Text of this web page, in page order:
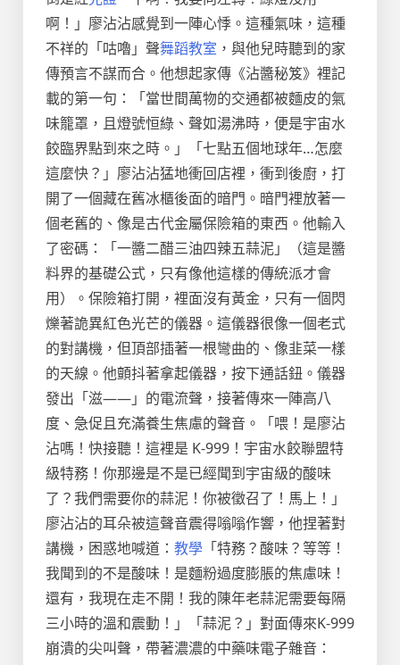
啊！」廖沾沾感覺到一陣心悸。這種氣味，這種
不祥的「咕嚕」聲舞蹈教室 ，與他兒時聽到的家
傳預言不謀而合。他想起家傳《沾醬秘笈》裡記
載的第一句：「當世間萬物的交通都被麵皮的氣
味籠罩，且燈號恒綠、聲如湯沸時，便是宇宙水
餃臨界點到來之時。」「七點五個地球年…怎麼
這麼快？」廖沾沾猛地衝回店裡，衝到後廚，打
開了一個藏在舊冰櫃後面的暗門。暗門裡放著一
個老舊的、像是古代金屬保險箱的東西。他輸入
了密碼：「一醬二醋三油四辣五蒜泥」（這是醬
料界的基礎公式，只有像他這樣的傳統派才會
用）。保險箱打開，裡面沒有黃金，只有一個閃
爍著詭異紅色光芒的儀器。這儀器很像一個老式
的對講機，但頂部插著一根彎曲的、像韭菜一樣
的天線。他顫抖著拿起儀器，按下通話鈕。儀器
發出「滋——」的電流聲，接著傳來一陣高八
度、急促且充滿養生焦慮的聲音。「喂！是廖沾
沾嗎！快接聽！這裡是 K-999！宇宙水餃聯盟特
級特務！你那邊是不是已經聞到宇宙級的酸味
了？我們需要你的蒜泥！你被徵召了！馬上！」
廖沾沾的耳朵被這聲音震得嗡嗡作響，他捏著對
講機，困惑地喊道： 教學 「特務？酸味？等等！
我聞到的不是酸味！是麵粉過度膨脹的焦慮味！
還有，我現在走不開！我的陳年老蒜泥需要每隔
三小時的溫和震動！」「蒜泥？」對面傳來K-999
崩潰的尖叫聲，帶著濃濃的中藥味電子雜音：